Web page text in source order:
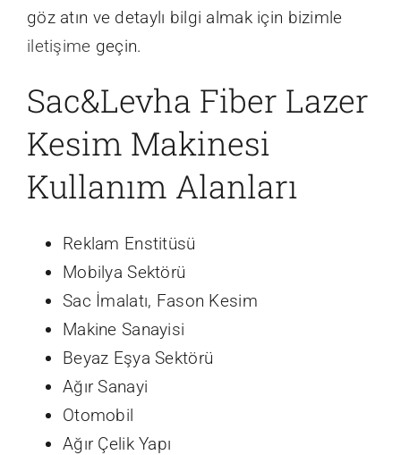
göz atın ve detaylı bilgi almak için bizimle
iletişime geçin.
Sac&Levha Fiber Lazer
Kesim Makinesi
Kullanım Alanları
Reklam Enstitüsü
Mobilya Sektörü
Sac İmalatı, Fason Kesim
Makine Sanayisi
Beyaz Eşya Sektörü
Ağır Sanayi
Otomobil
Ağır Çelik Yapı